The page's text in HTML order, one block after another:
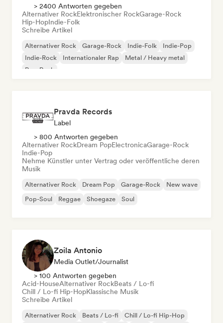
> 2400 Antworten gegeben
Alternativer RockElektronischer RockGarage-Rock
Hip-HopIndie-Folk
Schreibe Artikel
Alternativer Rock Garage-Rock Indie-Folk
Indie-Pop
Indie-Rock
Internationaler Rap
Metal / Heavy metal
Pop-Rock
Pravda Records
Label
> 800 Antworten gegeben
Alternativer RockDream PopElectronicaGarage-Rock
Indie-Pop
Nehme Künstler unter Vertrag oder veröffentliche deren
Musik
Alternativer Rock Dream Pop Garage-Rock
New wave
Pop-Soul
Reggae Shoegaze Soul
Zoila Antonio
Media Outlet/Journalist
> 100 Antworten gegeben
Acid-HouseAlternativer RockBeats / Lo-fi
Chill / Lo-fi Hip-HopKlassische Musik
Schreibe Artikel
Alternativer Rock Beats / Lo-fi
Chill / Lo-fi Hip-Hop